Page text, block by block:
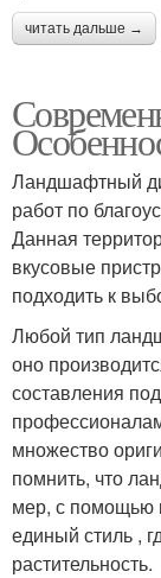
читать дальше →
Ландшафтный
работ по
Данная
вкусовые
подходить к
Любой тип
оно
составления
множество
помнить, что
мер, с помощью
единый стиль ,
растительность.